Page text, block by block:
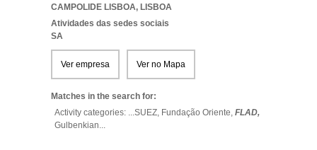
CAMPOLIDE LISBOA, LISBOA
Atividades das sedes sociais
SA
Ver empresa Ver no Mapa
Matches in the search for:
Activity categories: ...SUEZ, Fundação Oriente, FLAD,
Gulbenkian...